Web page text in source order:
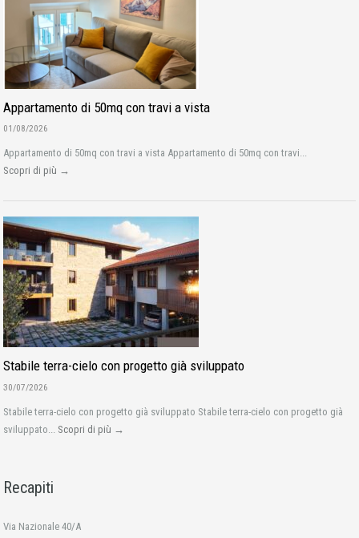
Appartamento di 50mq con travi a vista
01/08/2026
Appartamento di 50mq con travi a vista Appartamento di 50mq con travi...
Scopri di più →
Stabile terra-cielo con progetto già sviluppato
30/07/2026
Stabile terra-cielo con progetto già sviluppato Stabile terra-cielo con progetto già
sviluppato... Scopri di più →
Recapiti
Via Nazionale 40/A